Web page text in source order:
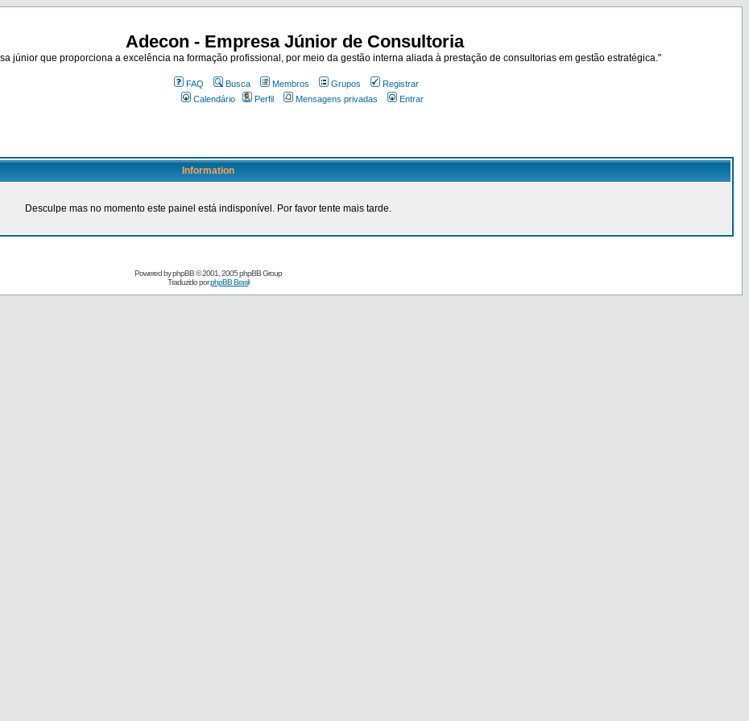
Adecon - Empresa Júnior de Consultoria
júnior que proporciona a excelência na formação profissional, por meio da gestão interna aliada à prestação de consultorias em gestão estratégica."
FAQ Busca Membros Grupos
Registrar
Calendário
Perfil Mensagens privadas Entrar
Information
Desculpe mas no momento este painel está indisponível. Por favor tente mais tarde.
Powered byphpBB© 2001, 2005 phpBB Group
Traduzido porphpBB Brasil